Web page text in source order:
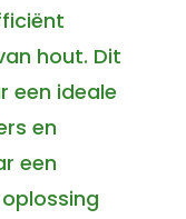
hout. Dit
een ideale
en
een